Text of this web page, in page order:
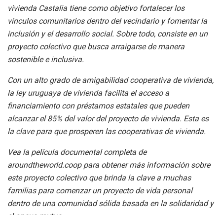
vivienda Castalia tiene como objetivo fortalecer los
vínculos comunitarios dentro del vecindario y fomentar la
inclusión y el desarrollo social. Sobre todo, consiste en un
proyecto colectivo que busca arraigarse de manera
sostenible e inclusiva.
Con un alto grado de amigabilidad cooperativa de vivienda,
la ley uruguaya de vivienda facilita el acceso a
financiamiento con préstamos estatales que pueden
alcanzar el 85% del valor del proyecto de vivienda. Esta es
la clave para que prosperen las cooperativas de vivienda.
Vea la película documental completa de
aroundtheworld.coop para obtener más información sobre
este proyecto colectivo que brinda la clave a muchas
familias para comenzar un proyecto de vida personal
dentro de una comunidad sólida basada en la solidaridad y